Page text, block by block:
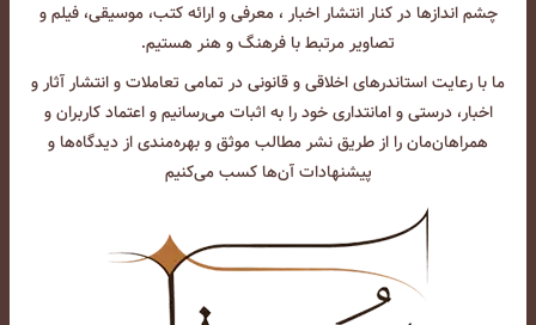
چشم انداز‌ها در کنار انتشار اخبار ، معرفی و ارائه کتب، موسیقی، فیلم و
تصاویر مرتبط با فرهنگ و هنر هستیم.
ما با رعایت استاندرهای اخلاقی و قانونی در تمامی تعاملات و انتشار آثار و
اخبار، درستی و امانتداری خود را به اثبات می‌رسانیم و اعتماد کاربران و
همراهان‌مان را از طریق نشر مطالب موثق و بهره‌مندی از دیدگاه‌ها و
پیشنهادات آن‌ها کسب می‌کنیم